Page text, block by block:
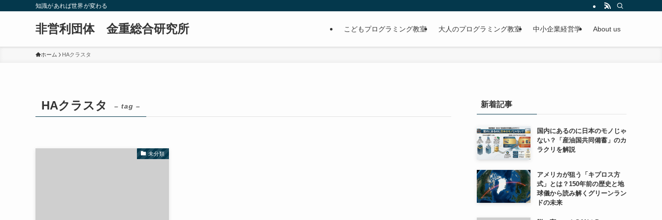
知識があれば世界が変わる
非営利団体 金重総合研究所 こどもプログラミング教室 大人のプログラミング教室 中小企業経営学 About us
ホーム HAクラスタ
HAクラスタ – tag –
未分類
新着記事
国内にあるのに日本のモノじゃ
ない？「産油国共同備蓄」のカ
ラクリを解説
アメリカが狙う「キプロス方
式」とは？150年前の歴史と地
球儀から読み解くグリーンラン
ドの未来